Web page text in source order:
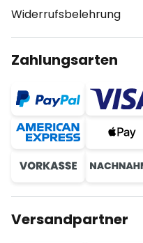
Widerrufsbelehrung
Zahlungsarten
Versandpartner